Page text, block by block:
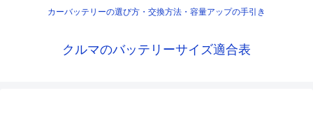
カーバッテリーの選び方・交換方法・容量アップの手引き
クルマのバッテリーサイズ適合表